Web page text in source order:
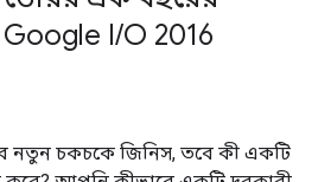
I/O 2016
নতুন চকচকে জিনিস, তবে কী একটি